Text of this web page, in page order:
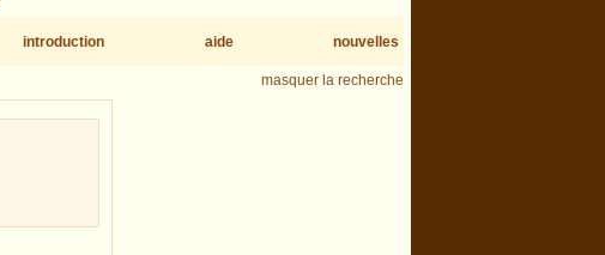
introduction aide nouvelles
masquer la recherche